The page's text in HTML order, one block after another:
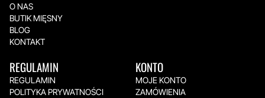
O NAS
BUTIK MIĘSNY
BLOG
KONTAKT
REGULAMIN
REGULAMIN
POLITYKA PRYWATNOŚCI
KONTO
MOJE KONTO
ZAMÓWIENIA